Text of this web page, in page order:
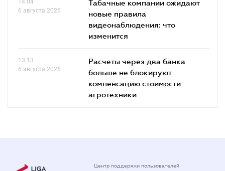
6 августа 2026
Табачные компании ожидают
новые правила
видеонаблюдения: что
изменится
13.13
6 августа 2026
Расчеты через два банка
больше не блокируют
компенсацию стоимости
агротехники
Центр поддержки пользователей